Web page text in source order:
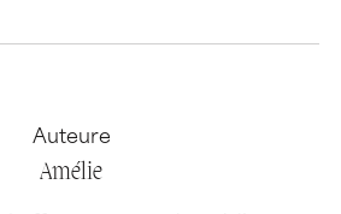
Auteure
Amélie